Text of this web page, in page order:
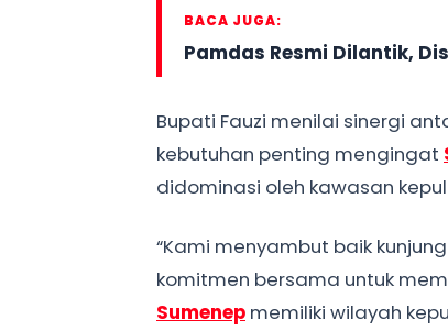
BACA JUGA:
Pamdas Resmi Dilantik,
Bupati Fauzi menilai sinergi
kebutuhan penting mengingat
didominasi oleh kawasan
“Kami menyambut baik
komitmen bersama untuk
Sumenep memiliki wilayah